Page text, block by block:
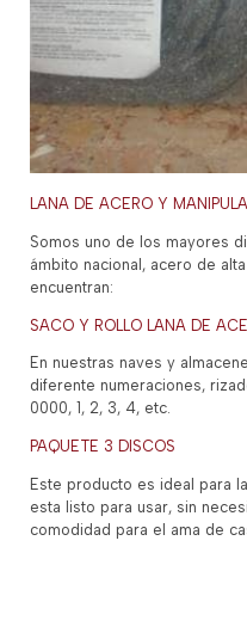
LANA DE ACERO Y
Somos uno de los mayores
ámbito nacional, acero de
encuentran:
SACO Y ROLLO LANA DE
En nuestras naves y
diferente numeraciones,
0000, 1, 2, 3, 4, etc.
PAQUETE 3 DISCOS
Este producto es ideal para
esta listo para usar, sin
comodidad para el ama de